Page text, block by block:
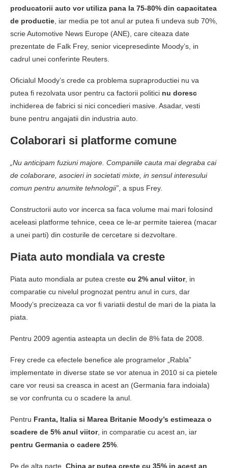
producatorii auto vor utiliza pana la 75-80% din capacitatea
de productie , iar media pe tot anul ar putea fi undeva sub 70%,
scrie Automotive News Europe (ANE), care citeaza date
prezentate de Falk Frey, senior vicepresedinte Moody’s, in
cadrul unei conferinte Reuters.
Oficialul Moody’s crede ca problema supraproductiei nu va
putea fi rezolvata usor pentru ca factorii politici nu doresc
inchiderea de fabrici si nici concedieri masive. Asadar, vesti
bune pentru angajatii din industria auto.
Colaborari si platforme comune
„Nu anticipam fuziuni majore. Companiile cauta mai degraba cai
de colaborare, asocieri in societati mixte, in sensul interesului
comun pentru anumite tehnologii” , a spus Frey.
Constructorii auto vor incerca sa faca volume mai mari folosind
aceleasi platforme tehnice, ceea ce le-ar permite taierea (macar
a unei parti) din costurile de cercetare si dezvoltare.
Piata auto mondiala va creste
Piata auto mondiala ar putea creste cu 2% anul viitor, in
comparatie cu nivelul prognozat pentru anul in curs, dar
Moody’s precizeaza ca vor fi variatii destul de mari de la piata la
piata.
Pentru 2009 agentia asteapta un declin de 8% fata de 2008.
Frey crede ca efectele benefice ale programelor „Rabla”
implementate in diverse state se vor atenua in 2010 si ca pietele
care vor reusi sa creasca in acest an (Germania fara indoiala)
se vor confrunta cu o scadere la anul.
Pentru Franta, Italia si Marea Britanie Moody’s estimeaza o
scadere de 5% anul viitor, in comparatie cu acest an, iar
pentru Germania o cadere 25%
Pe de alta parte, China ar putea creste cu 35% in acest an